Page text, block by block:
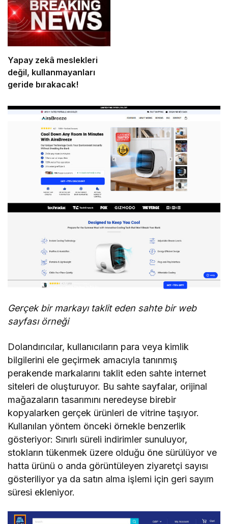
Yapay zekâ meslekleri
değil, kullanmayanları
geride bırakacak!
Gerçek bir markayı taklit eden sahte bir web
sayfası örneği
Dolandırıcılar, kullanıcıların para veya kimlik
bilgilerini ele geçirmek amacıyla tanınmış
perakende markalarını taklit eden sahte internet
siteleri de oluşturuyor. Bu sahte sayfalar, orijinal
mağazaların tasarımını neredeyse birebir
kopyalarken gerçek ürünleri de vitrine taşıyor.
Kullanılan yöntem önceki örnekle benzerlik
gösteriyor: Sınırlı süreli indirimler sunuluyor,
stokların tükenmek üzere olduğu öne sürülüyor ve
hatta ürünü o anda görüntüleyen ziyaretçi sayısı
gösteriliyor ya da satın alma işlemi için geri sayım
süresi ekleniyor.